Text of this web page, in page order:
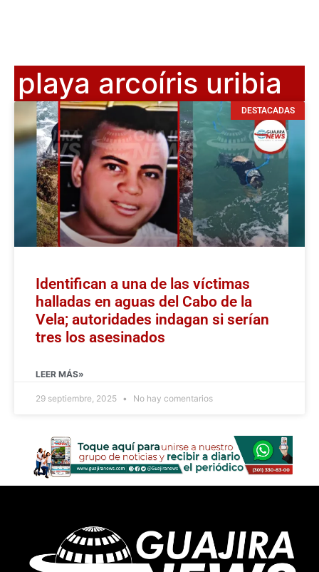
playa arcoíris uribia
DESTACADAS
Identifican a una de las víctimas
halladas en aguas del Cabo de la
Vela; autoridades indagan si serían
tres los asesinados
LEER MÁS»
29 septiembre, 2025 No hay comentarios